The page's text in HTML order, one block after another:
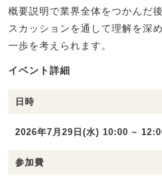
概要説明で業界全体をつかんだ
スカッションを通して理解を深
一歩を考えられます。
イベント詳細
日時
2026年7月29日(水) 10:00 ~
参加費